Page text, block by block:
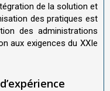
de la solution et
des pratiques est
des administrations
aux exigences du XXIe